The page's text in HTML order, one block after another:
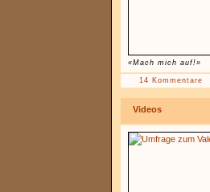
«Mach mich auf!»
14 Kommentare
Videos